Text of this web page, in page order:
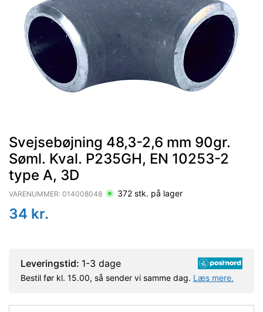
Svejsebøjning 48,3-2,6 mm 90gr.
Søml. Kval. P235GH, EN 10253-2
type A, 3D
VARENUMMER: 014008048 372 stk. på lager
34 kr.
Leveringstid: 1-3 dage
Bestil før kl. 15.00, så sender vi samme dag. Læs mere.